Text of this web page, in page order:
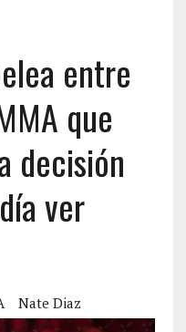
entre
que
decisión
ver
Nate Diaz